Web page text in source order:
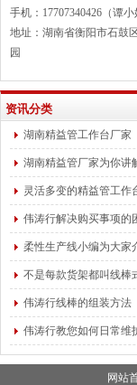
手机：17707340426（谭小
地址：湖南省衡阳市石鼓
园
资讯分类
湖南精益管工作台厂家
湖南精益管厂家为你讲
灵活多变的精益管工作
伟涛行解决购买事项的
柔性生产线小编为大家
不是每款货架都叫线棒
伟涛行线棒的组装方法
伟涛行教您如何日常维
网站